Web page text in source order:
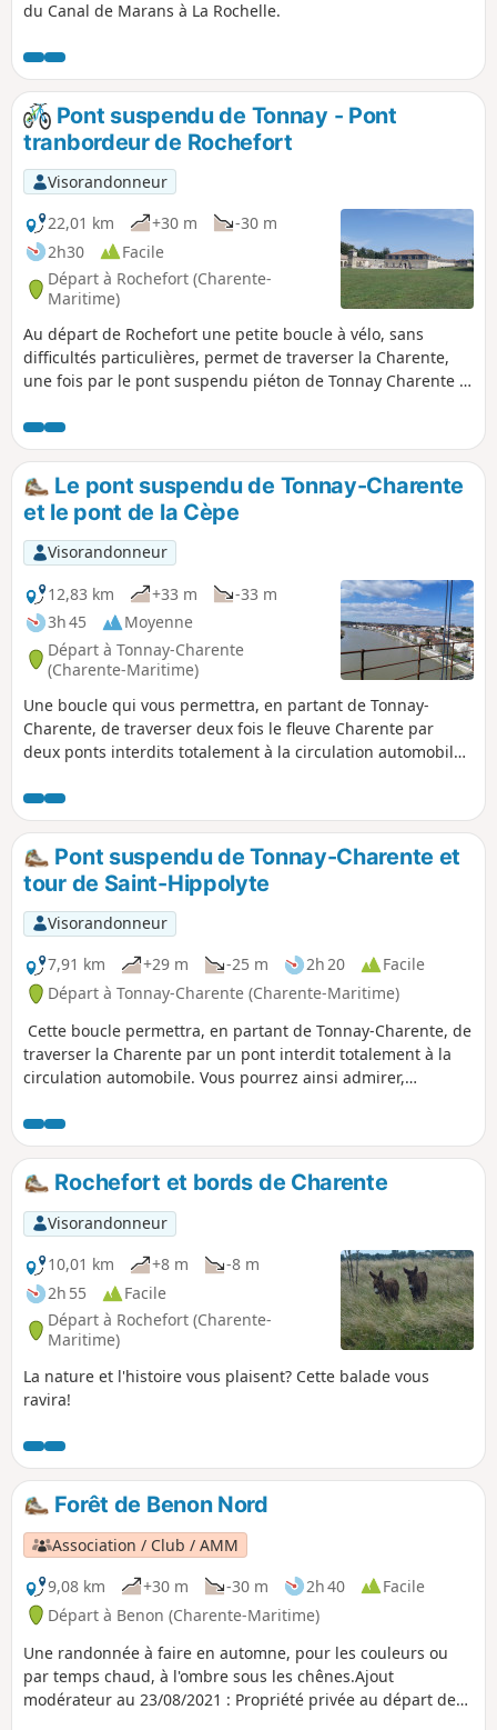
du Canal de Marans à La Rochelle.
Pont suspendu de Tonnay - Pont
tranbordeur de Rochefort
Visorandonneur
22,01 km
+30 m
-30 m
2h30
Facile
Départ à Rochefort (Charente-
Maritime)
Au départ de Rochefort une petite boucle à vélo, sans
difficultés particulières, permet de traverser la Charente,
une fois par le pont suspendu piéton de Tonnay Charente et
traverserez aussi la zone de l'arsenal militaire voulu par
Louis XIV et longerez la Corderie Royale. Attention à la
période de fermeture du pont transbordeur l'hiver de
novembre à mars.
Le pont suspendu de Tonnay-Charente
et le pont de la Cèpe
Visorandonneur
12,83 km
+33 m
-33 m
3h 45
Moyenne
Départ à Tonnay-Charente
(Charente-Maritime)
Une boucle qui vous permettra, en partant de Tonnay-
Charente, de traverser deux fois le fleuve Charente par
deux ponts interdits totalement à la circulation automobile.
du haut du pont suspendu de Tonnay-Charente et découvrir
les quais de son port endormi.
Pont suspendu de Tonnay-Charente et
tour de Saint-Hippolyte
Visorandonneur
7,91 km
+29 m -25 m 2h 20
Facile
Départ à Tonnay-Charente (Charente-Maritime)
Cette boucle permettra, en partant de Tonnay-Charente, de
traverser la Charente par un pont interdit totalement à la
circulation automobile. Vous pourrez ainsi admirer,
et découvrir les quais de son port endormi.
Rochefort et bords de Charente
Visorandonneur
10,01 km
+8 m
-8 m
2h 55
Facile
Départ à Rochefort (Charente-
Maritime)
La nature et l'histoire vous plaisent? Cette balade vous
ravira!
Forêt de Benon Nord
Association / Club / AMM
9,08 km
+30 m -30 m 2h 40
Facile
Départ à Benon (Charente-Maritime)
Une randonnée à faire en automne, pour les couleurs ou
par temps chaud, à l'ombre sous les chênes.Ajout
modérateur au 23/08/2021 : Propriété privée au départ de